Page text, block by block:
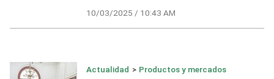
10/03/2025 / 10:43 AM
Actualidad > Productos y mercados